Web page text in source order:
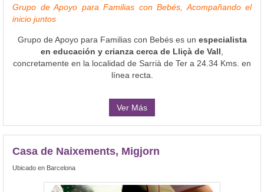
Grupo de Apoyo para Familias con Bebés, Acompañando el
inicio juntos
Grupo de Apoyo para Familias con Bebés es un especialista
en educación y crianza cerca de Lliçà de Vall
concretamente en la localidad de Sarrià de Ter a 24.34 Kms. en
línea recta.
Ver Más
Casa de Naixements, Migjorn
Ubicado en Barcelona